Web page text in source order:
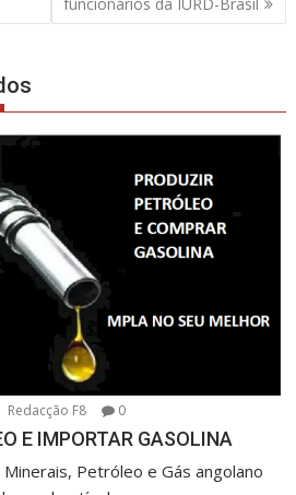
Redacção F8 0
E IMPORTAR GASOLINA
Petróleo e Gás angolano